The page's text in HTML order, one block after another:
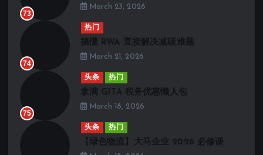
73
March 23, 2026
74
热门
搞懂 RWA 直接解决减碳难题
March 21, 2026
75
头条 热门
拿满 GITA 税务优惠懒人包
March 18, 2026
头条 热门
【绿色物流】大马企业 2026 必修课